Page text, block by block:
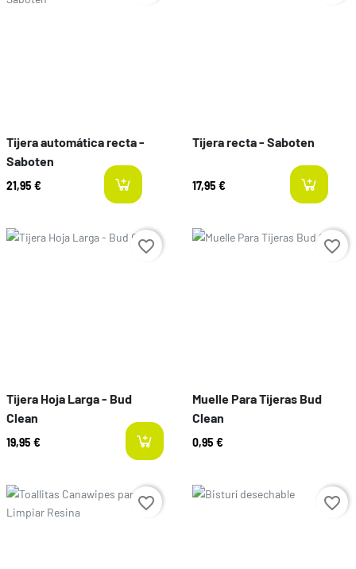
Tijera automática recta -
Saboten
21,95 € last-items
Tijera recta - Saboten
17,95 €
Prezzo
Tijera Hoja Larga - Bud
Clean
19,95 €
favorite_border Prezzo
Muelle Para Tijeras Bud
Clean
0,95 €
favorite_border
Prezzo favorite_border Prezzo favorite_border